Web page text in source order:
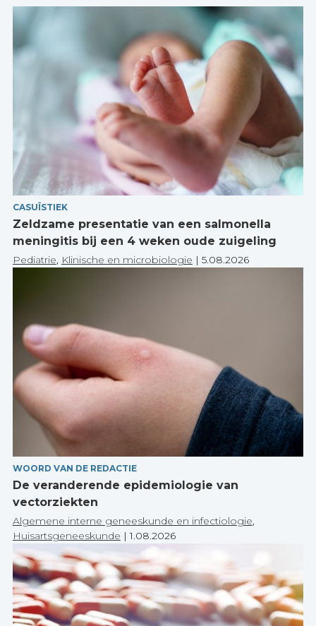
CASUÏSTIEK
Zeldzame presentatie van een salmonella
meningitis bij een 4 weken oude zuigeling
Pediatrie, Klinische en microbiologie | 5.08.2026
WOORD VAN DE REDACTIE
De veranderende epidemiologie van
vectorziekten
Algemene interne geneeskunde en infectiologie,
Huisartsgeneeskunde |1.08.2026